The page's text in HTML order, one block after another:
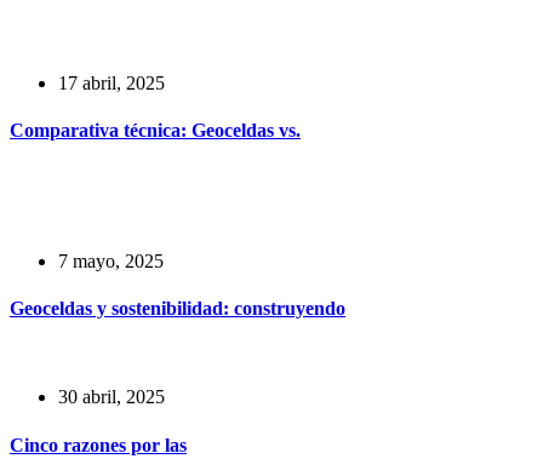
17 abril, 2025
Comparativa técnica: Geoceldas vs.
7 mayo, 2025
Geoceldas y sostenibilidad: construyendo
30 abril, 2025
Cinco razones por las